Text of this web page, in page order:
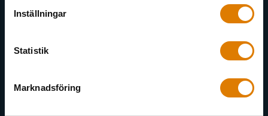
Inställningar
Statistik
Marknadsföring
Här kan du välja att prenumerera på våra olika nyhetsbrev och
utskick. Nyheter från Sveriges Allmännytta, Allmännyttan
medlem finns även nyhetsbrev inom olika ämnen.